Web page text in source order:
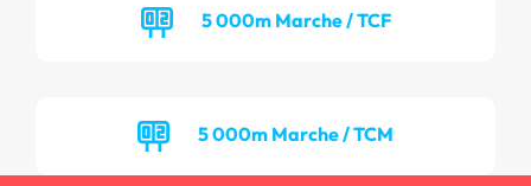
5 000m Marche / TCF
5 000m Marche / TCM